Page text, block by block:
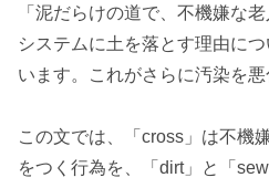
「泥だらけの道で、不機嫌な
システムに土を落とす理由に
います。これがさらに汚染を悪
この文では、「cross」は不機
をつく行為を、「dirt」と「